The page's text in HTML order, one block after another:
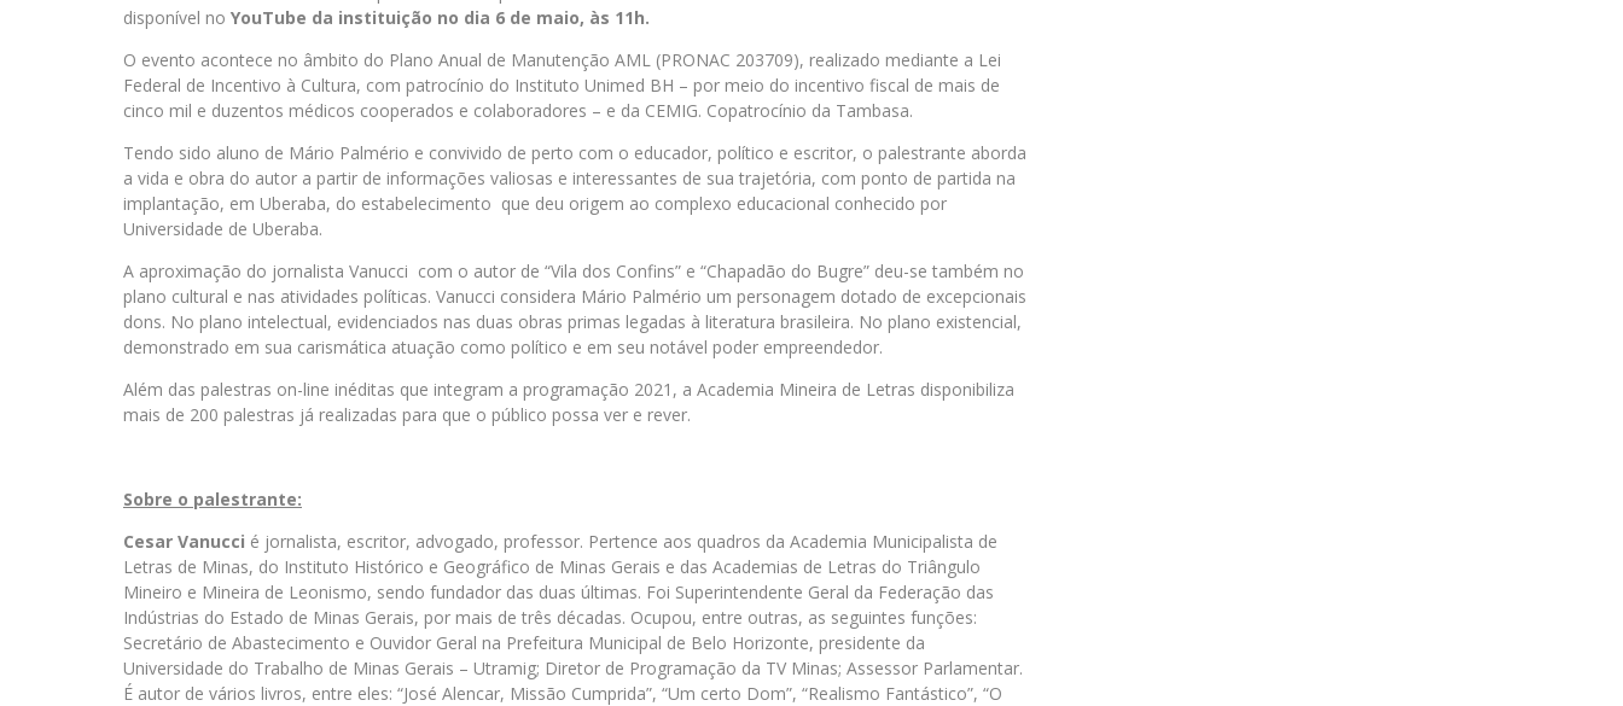
disponível no YouTube da instituição no dia 6 de maio, às 11h.
O evento acontece no âmbito do Plano Anual de Manutenção AML (PRONAC 203709), realizado mediante a Lei
Federal de Incentivo à Cultura, com patrocínio do Instituto Unimed BH – por meio do incentivo fiscal de mais de
cinco mil e duzentos médicos cooperados e colaboradores – e da CEMIG. Copatrocínio da Tambasa.
Tendo sido aluno de Mário Palmério e convivido de perto com o educador, político e escritor, o palestrante aborda
a vida e obra do autor a partir de informações valiosas e interessantes de sua trajetória, com ponto de partida na
implantação, em Uberaba, do estabelecimento que deu origem ao complexo educacional conhecido por
Universidade de Uberaba.
A aproximação do jornalista Vanucci com o autor de “Vila dos Confins” e “Chapadão do Bugre” deu-se também no
plano cultural e nas atividades políticas. Vanucci considera Mário Palmério um personagem dotado de excepcionais
dons. No plano intelectual, evidenciados nas duas obras primas legadas à literatura brasileira. No plano existencial,
demonstrado em sua carismática atuação como político e em seu notável poder empreendedor.
Além das palestras on-line inéditas que integram a programação 2021, a Academia Mineira de Letras disponibiliza
mais de 200 palestras já realizadas para que o público possa ver e rever.
Sobre o palestrante:
Cesar Vanucci é jornalista, escritor, advogado, professor. Pertence aos quadros da Academia Municipalista de
Letras de Minas, do Instituto Histórico e Geográfico de Minas Gerais e das Academias de Letras do Triângulo
Mineiro e Mineira de Leonismo, sendo fundador das duas últimas. Foi Superintendente Geral da Federação das
Indústrias do Estado de Minas Gerais, por mais de três décadas. Ocupou, entre outras, as seguintes funções:
Secretário de Abastecimento e Ouvidor Geral na Prefeitura Municipal de Belo Horizonte, presidente da
Universidade do Trabalho de Minas Gerais – Utramig; Diretor de Programação da TV Minas; Assessor Parlamentar.
É autor de vários livros, entre eles: “José Alencar, Missão Cumprida”, “Um certo Dom”, “Realismo Fantástico”, “O